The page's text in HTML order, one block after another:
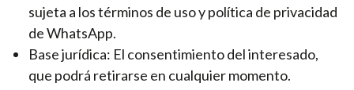
sujeta a los términos de uso y política de privacidad
de WhatsApp.
Base jurídica: El consentimiento del interesado,
que podrá retirarse en cualquier momento.